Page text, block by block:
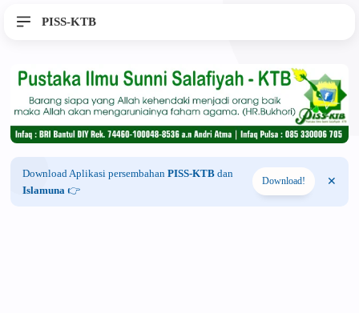
PISS-KTB
Download Aplikasi persembahan PISS-KTB dan
Islamuna 👉
Download!